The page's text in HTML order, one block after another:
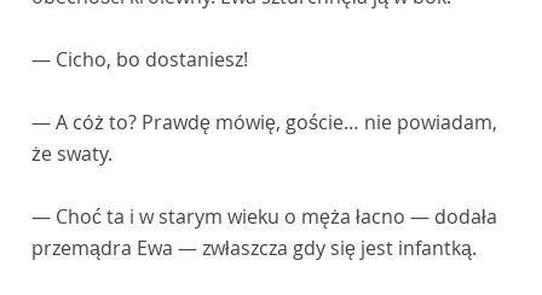
— Cicho, bo dostaniesz!
— A cóż to? Prawdę mówię, goście… nie powiadam,
że swaty.
— Choć ta i w starym wieku o męża łacno — dodała
przemądra Ewa — zwłaszcza gdy się jest infantką.